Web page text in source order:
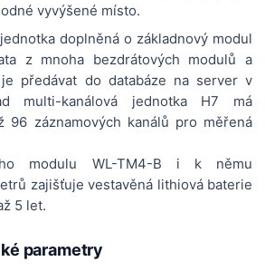
vyvýšené místo.
doplněná o základnový modul
z mnoha bezdrátových modulů a
předávat do databáze na server v
multi-kanálová jednotka H7 má
96 záznamových kanálů pro měřená
modulu WL-TM4-B i k němu
zajišťuje vestavěná lithiová baterie
5 let.
parametry